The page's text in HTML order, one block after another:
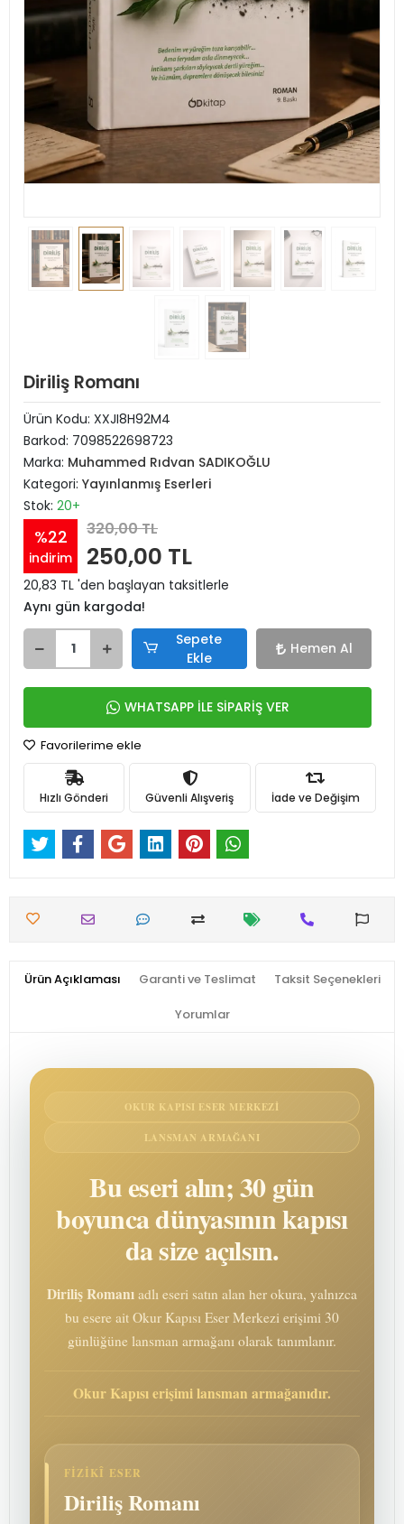
Diriliş Romanı
Ürün Kodu: XXJI8H92M4
Barkod: 7098522698723
Marka: Muhammed Rıdvan SADIKOĞLU
Kategori: Yayınlanmış Eserleri
Stok: 20+
%22
indirim
320,00 TL
250,00 TL
20,83 TL 'den başlayan taksitlerle
Aynı gün kargoda!
Sepete
Ekle
Hemen Al
WHATSAPP İLE SİPARİŞ VER
Favorilerime ekle
Hızlı Gönderi Güvenli Alışveriş İade ve Değişim
Ürün Açıklaması Garanti ve Teslimat Taksit Seçenekleri
Yorumlar
OKUR KAPISI ESER MERKEZI
LANSMAN ARMAĞANI
Bu eseri alın; 30 gün
boyunca dünyasının kapısı
da size açılsın.
Diriliş Romanı adlı eseri satın alan her okura, yalnızca
bu esere ait Okur Kapısı Eser Merkezi erişimi 30
günlüğüne lansman armağanı olarak tanımlanır.
Okur Kapısı erişimi lansman armağanıdır.
FIZIKÎ ESER
Diriliş Romanı